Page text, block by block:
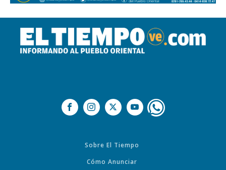
Sobre El Tiempo
Cómo Anunciar